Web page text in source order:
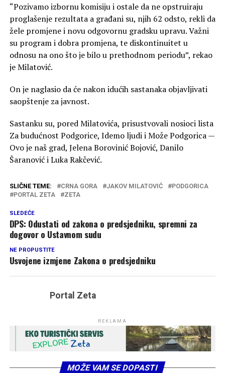
“Pozivamo izbornu komisiju i ostale da ne opstruiraju
proglašenje rezultata a građani su, njih 62 odsto, rekli da
žele promjene i novu odgovornu gradsku upravu. Važni
su program i dobra promjena, te diskontinuitet u
odnosu na ono što je bilo u prethodnom periodu”, rekao
je Milatović.
On je naglasio da će nakon idućih sastanaka objavljivati
saopštenje za javnost.
Sastanku su, pored Milatovića, prisustvovali nosioci lista
Za budućnost Podgorice, Idemo ljudi i Može Podgorica —
Ovo je naš grad, Jelena Borovinić Bojović, Danilo
Šaranović i Luka Rakčević.
SLIČNE TEME: CRNA GORA JAKOV MILATOVIĆ
PODGORICA
PORTAL ZETA
ZETA
SLEDEĆE
DPS: Odustati od zakona o predsjedniku, spremni za
dogovor o Ustavnom sudu
NE PROPUSTITE
Usvojene izmjene Zakona o predsjedniku
Portal Zeta
REKLAMA
MOŽE VAM SE DOPASTI